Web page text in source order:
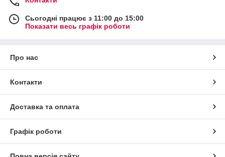
Сьогодні працює з 11:00 до 15:00
Показати весь графік роботи
Про нас
Контакти
Доставка та оплата
Графік роботи